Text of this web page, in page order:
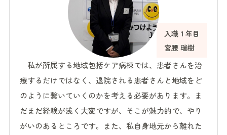
入職１年目
宮腰 瑞樹
私が所属する地域包括ケア病棟では、患者さんを治
療するだけではなく、退院される患者さんと地域をど
のように繋いていくのかを考える必要があります。ま
だまだ経験が浅く大変ですが、そこが魅力的で、やり
がいのあるところです。また、私自身地元から離れた